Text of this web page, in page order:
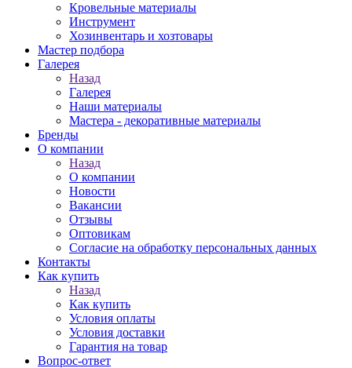
Кровельные материалы
Инструмент
Хозинвентарь и хозтовары
Мастер подбора
Галерея
Назад
Галерея
Наши материалы
Мастера - декоративные материалы
Бренды
О компании
Назад
О компании
Новости
Вакансии
Отзывы
Оптовикам
Cогласие на обработку персональных данных
Контакты
Как купить
Назад
Как купить
Условия оплаты
Условия доставки
Гарантия на товар
Вопрос-ответ